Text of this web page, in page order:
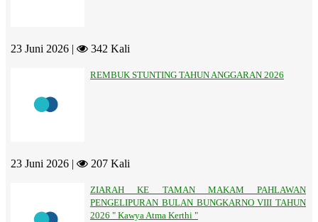
23 Juni 2026 | 342 Kali
REMBUK STUNTING TAHUN ANGGARAN 2026
23 Juni 2026 | 207 Kali
ZIARAH KE TAMAN MAKAM PAHLAWAN
PENGELIPURAN BULAN BUNGKARNO VIII TAHUN
2026 " Kawya Atma Kerthi "